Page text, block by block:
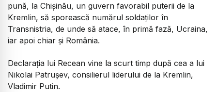
pună, la Chișinău, un guvern favorabil puterii de la
Kremlin, să sporească numărul soldaților în
Transnistria, de unde să atace, în primă fază, Ucraina,
iar apoi chiar și România.
Declarația lui Recean vine la scurt timp după cea a lui
Nikolai Patrușev, consilierul liderului de la Kremlin,
Vladimir Putin.